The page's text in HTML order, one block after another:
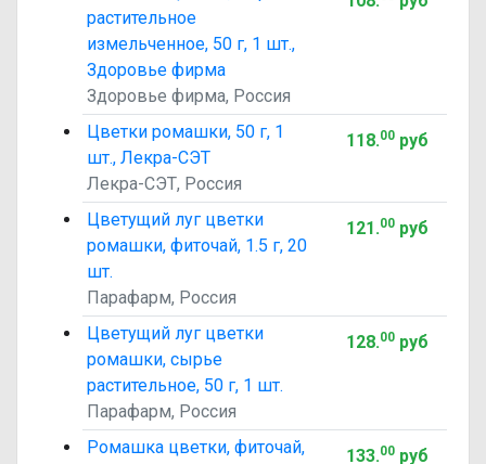
растительное
измельченное, 50 г, 1 шт.,
Здоровье фирма
Здоровье фирма, Россия
Цветки ромашки, 50 г, 1
шт., Лекра-СЭТ
Лекра-СЭТ, Россия
118.00руб
Цветущий луг цветки
ромашки, фиточай, 1.5 г, 20
шт.
Парафарм, Россия
121.00руб
Цветущий луг цветки
ромашки, сырье
растительное, 50 г, 1 шт.
Парафарм, Россия
128.00руб
Ромашка цветки, фиточай,
133.00руб